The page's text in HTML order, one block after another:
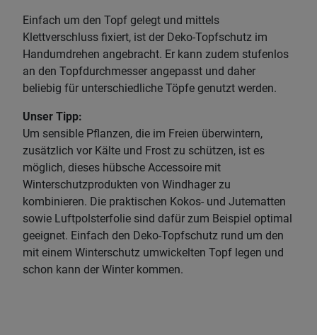
Einfach um den Topf gelegt und mittels
Klettverschluss fixiert, ist der Deko-Topfschutz im
Handumdrehen angebracht. Er kann zudem stufenlos
an den Topfdurchmesser angepasst und daher
beliebig für unterschiedliche Töpfe genutzt werden.
Unser Tipp:
Um sensible Pflanzen, die im Freien überwintern,
zusätzlich vor Kälte und Frost zu schützen, ist es
möglich, dieses hübsche Accessoire mit
Winterschutzprodukten von Windhager zu
kombinieren. Die praktischen Kokos- und Jutematten
sowie Luftpolsterfolie sind dafür zum Beispiel optimal
geeignet. Einfach den Deko-Topfschutz rund um den
mit einem Winterschutz umwickelten Topf legen und
schon kann der Winter kommen.